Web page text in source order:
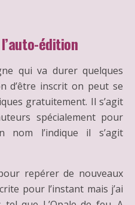
édition
qui va durer quelques
d’être inscrit on peut se
gratuitement. Il s’agit
spécialement pour
nom l’indique il s’agit
repérer de nouveaux
pour l’instant mais j’ai